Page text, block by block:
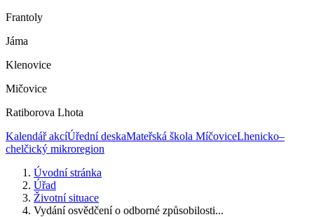
Frantoly
Jáma
Klenovice
Mičovice
Ratiborova Lhota
Kalendář akcíÚřední deskaMateřská škola MíčoviceLhenicko–
chelčický mikroregion
Úvodní stránka
Úřad
Životní situace
Vydání osvědčení o odborné způsobilosti...